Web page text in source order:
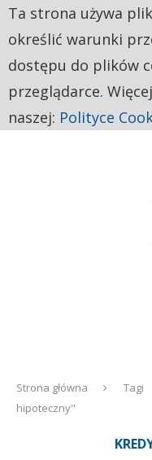
Strona główna Tagi
hipoteczny"
Ta strona używa
określić warunki
dostępu do plików
przeglądarce.
naszej: Polityce